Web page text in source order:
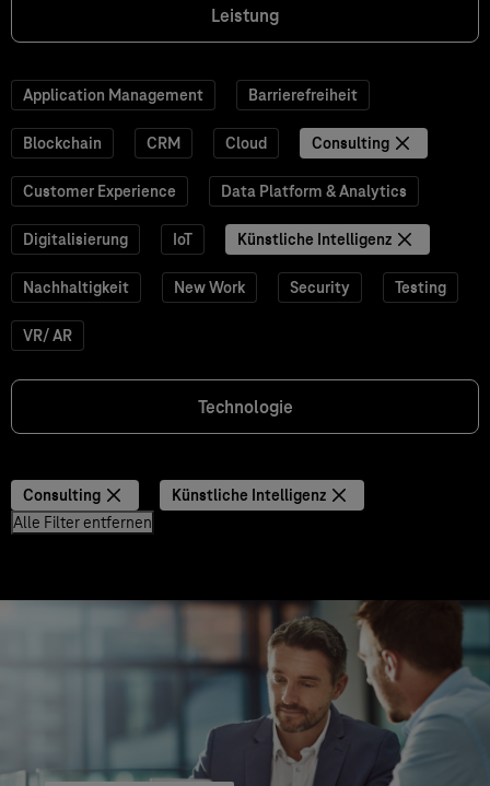
Leistung
Application Management Barrierefreiheit
Blockchain CRM Cloud Consulting
Customer Experience Data Platform & Analytics
Digitalisierung IoT Künstliche Intelligenz
Nachhaltigkeit New Work Security Testing
VR/ AR
Technologie
Consulting
Künstliche Intelligenz
Alle Filter entfernen